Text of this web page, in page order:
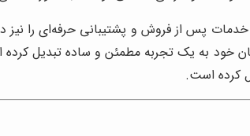
پس از فروش و پشتیبانی حرفه‌ای را نیز
خود به یک تجربه مطمئن و ساده تبدیل
کرده است.